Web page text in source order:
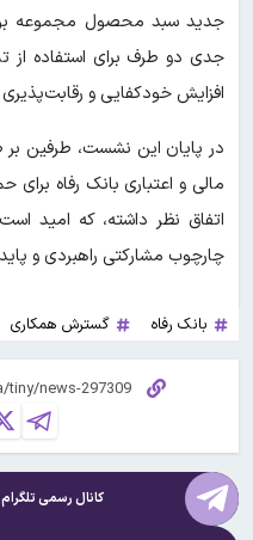
جدید سبد محصول مجموعه
جدی دو طرف برای استفاده از
افزایش خودکفایی و
در پایان این نشست، طرفین
مالی و اعتباری بانک رفاه
اتفاق نظر داشته، که امید
چارچوب مشارکتی راهبردی و
بانک رفاه گسترش همکاری
کانال رسمی